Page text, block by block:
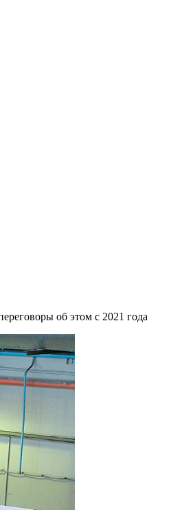
об этом с 2021 года